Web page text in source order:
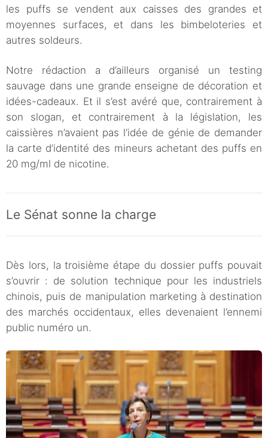
les puffs se vendent aux caisses des grandes et
moyennes surfaces, et dans les bimbeloteries et
autres soldeurs.
Notre rédaction a d’ailleurs organisé un testing
sauvage dans une grande enseigne de décoration et
idées-cadeaux. Et il s’est avéré que, contrairement à
son slogan, et contrairement à la législation, les
caissières n’avaient pas l’idée de génie de demander
la carte d’identité des mineurs achetant des puffs en
20 mg/ml de nicotine.
Le Sénat sonne la charge
Dès lors, la troisième étape du dossier puffs pouvait
s’ouvrir : de solution technique pour les industriels
chinois, puis de manipulation marketing à destination
des marchés occidentaux, elles devenaient l’ennemi
public numéro un.